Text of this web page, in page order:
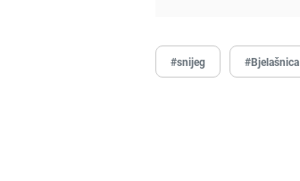
#snijeg #Bjelašnica